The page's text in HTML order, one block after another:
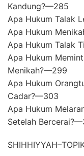
Kandung?—285
Apa Hukum Talak
Apa Hukum
Apa Hukum Talak
Apa Hukum
Menikah?—299
Apa Hukum
Cadar?—303
Apa Hukum
Setelah